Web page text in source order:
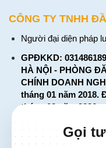
CÔNG TY TNHH
Người đại diện pháp
GPĐKKD:
HÀ NỘI - PHÒNG
CHÍNH DOANH
tháng 01 năm 2018.
tháng 03 năm 2026
226 Đường Láng,
137 Đường Hòa
Gọi